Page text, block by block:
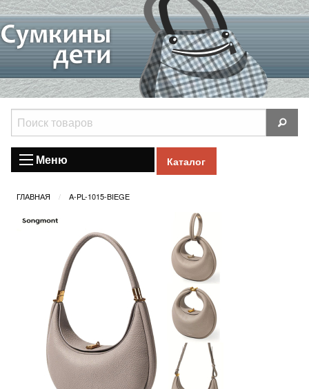
Меню Каталог
ГЛАВНАЯ A-PL-1015-BIEGE